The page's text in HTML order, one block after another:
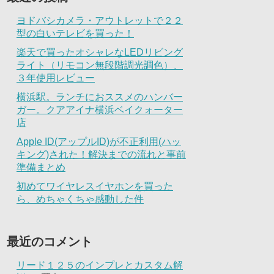
ヨドバシカメラ・アウトレットで２２
型の白いテレビを買った！
楽天で買ったオシャレなLEDリビング
ライト（リモコン無段階調光調色）、
３年使用レビュー
横浜駅。ランチにおススメのハンバー
ガー。クアアイナ横浜ベイクォーター
店
Apple ID(アップルID)が不正利用(ハッ
キング)された！解決までの流れと事前
準備まとめ
初めてワイヤレスイヤホンを買った
ら、めちゃくちゃ感動した件
最近のコメント
リード１２５のインプレとカスタム解